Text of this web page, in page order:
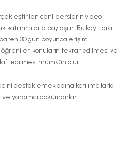
canlı derslerin video
katılımcılarla paylaşılır. Bu kayıtlara
30 gün boyunca erişim
konuların tekrar edilmesi ve
edilmesi mümkün olur.
desteklemek adına katılımcılarla
yardımcı dokümanlar